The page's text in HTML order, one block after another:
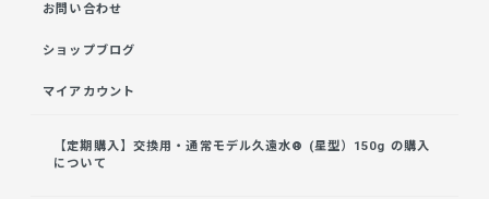
お問い合わせ
ショップブログ
マイアカウント
【定期購入】交換用・通常モデル久遠水® (星型）150g の購入
について